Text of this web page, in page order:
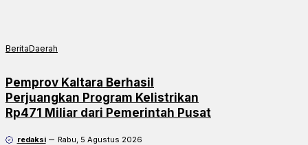
BeritaDaerah
Pemprov Kaltara Berhasil
Perjuangkan Program Kelistrikan
Rp471 Miliar dari Pemerintah Pusat
redaksi Rabu, 5 Agustus 2026